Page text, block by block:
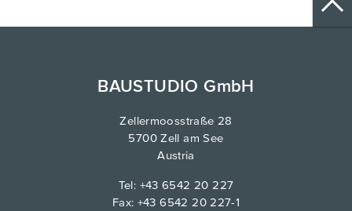
BAUSTUDIO GmbH
Zellermoosstraße 28
5700 Zell am See
Austria
Tel: +43 6542 20 227
Fax: +43 6542 20 227-1